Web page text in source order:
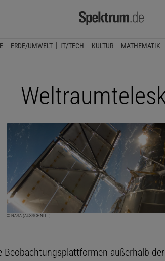
ERDE/UMWELT IT/TECH KULTUR MATHEMATIK
© NASA (AUSSCHNITT)
Beobachtungsplattformen außerhalb